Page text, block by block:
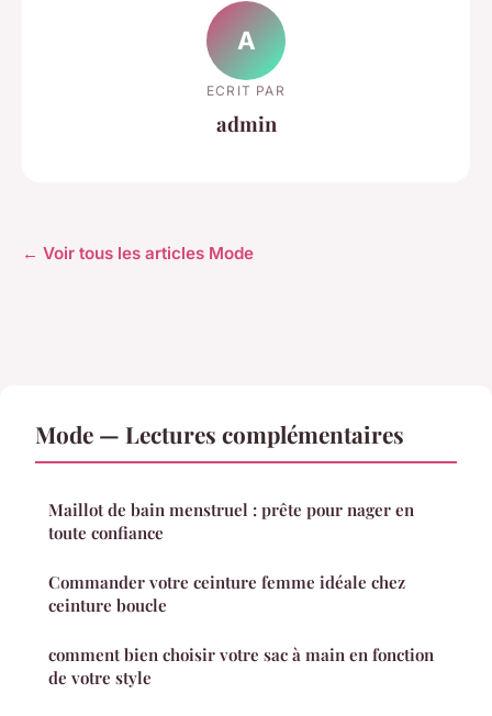
A
ECRIT PAR
admin
← Voir tous les articles Mode
Mode — Lectures complémentaires
Maillot de bain menstruel : prête pour nager en
toute confiance
Commander votre ceinture femme idéale chez
ceinture boucle
comment bien choisir votre sac à main en fonction
de votre style